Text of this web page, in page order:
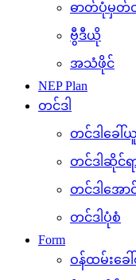
ဓာတ်ပုံမှတ်
ဗွီဒီယို
အသံဖိုင်
NEP Plan
တင်ဒါ
တင်ဒါခေါ်ယူ
တင်ဒါဆိုင်
တင်ဒါအောင်
တင်ဒါပုံစံ
Form
ဝန်ထမ်းခေါ်